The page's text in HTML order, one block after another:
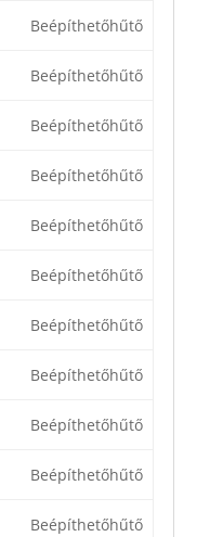
Beépíthetőhűtő
Beépíthetőhűtő
Beépíthetőhűtő
Beépíthetőhűtő
Beépíthetőhűtő
Beépíthetőhűtő
Beépíthetőhűtő
Beépíthetőhűtő
Beépíthetőhűtő
Beépíthetőhűtő
Beépíthetőhűtő